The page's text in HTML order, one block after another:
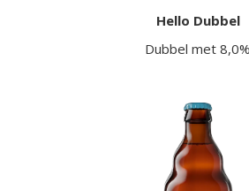
Hello Dubbel
Dubbel met 8,0%